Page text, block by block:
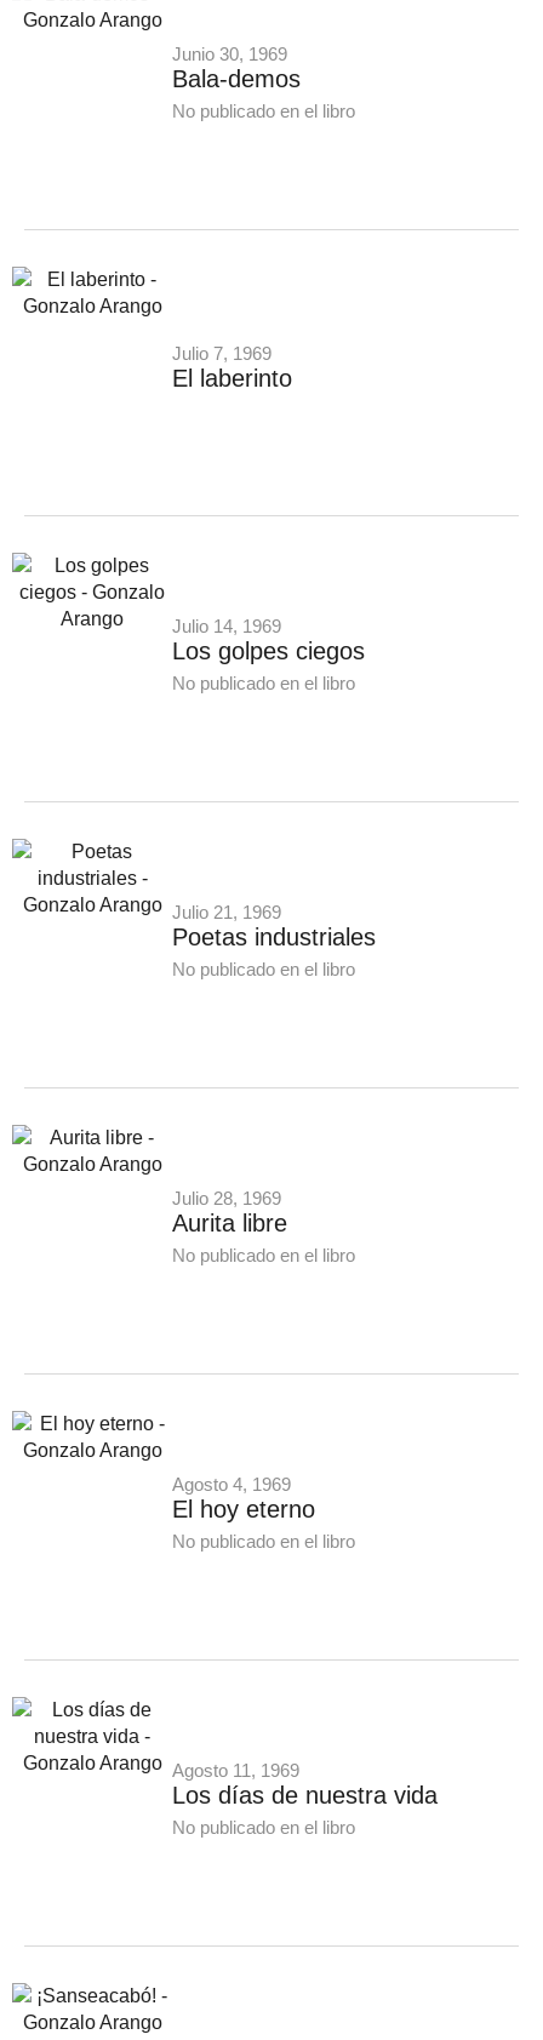
Junio 30, 1969
Bala-demos
No publicado en el libro
Julio 7, 1969
El laberinto
Julio 14, 1969
Los golpes ciegos
No publicado en el libro
Julio 21, 1969
Poetas industriales
No publicado en el libro
Julio 28, 1969
Aurita libre
No publicado en el libro
Agosto 4, 1969
El hoy eterno
No publicado en el libro
Agosto 11, 1969
Los días de nuestra vida
No publicado en el libro